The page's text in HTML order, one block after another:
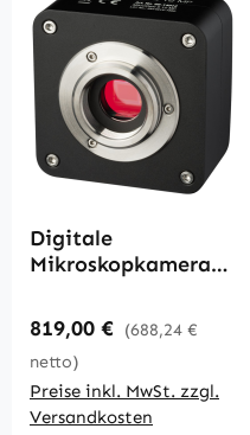
Digitale
Mikroskopkamera
Regulärer Preis:
819,00 € (688,24 €
netto)
Preise inkl. MwSt. zzgl.
Versandkosten